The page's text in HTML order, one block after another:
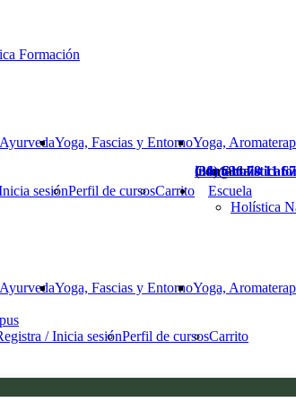
Yoga, Fascias y EntornoYoga,
sesiónPerfil de cursosCarrito
Contacta
(34) 636 78 11 67
Escuela
Holística
Yoga, Fascias y EntornoYoga,
/ Inicia sesiónPerfil de cursosCarrito